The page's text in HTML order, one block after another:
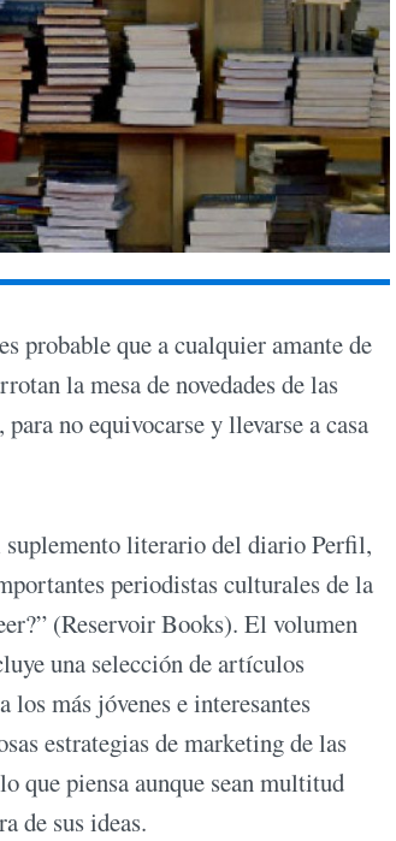
probable que a cualquier amante de
la mesa de novedades de las
no equivocarse y llevarse a casa
suplemento literario del diario Perfil,
periodistas culturales de la
(Reservoir Books). El volumen
una selección de artículos
más jóvenes e interesantes
estrategias de marketing de las
que piensa aunque sean multitud
de sus ideas.